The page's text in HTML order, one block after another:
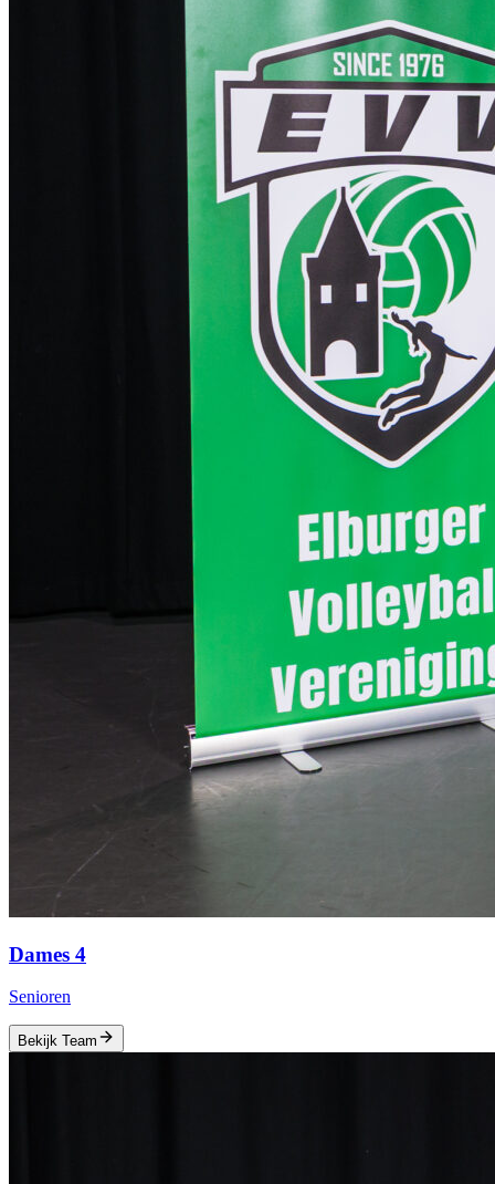
Dames 4
Senioren
Bekijk Team